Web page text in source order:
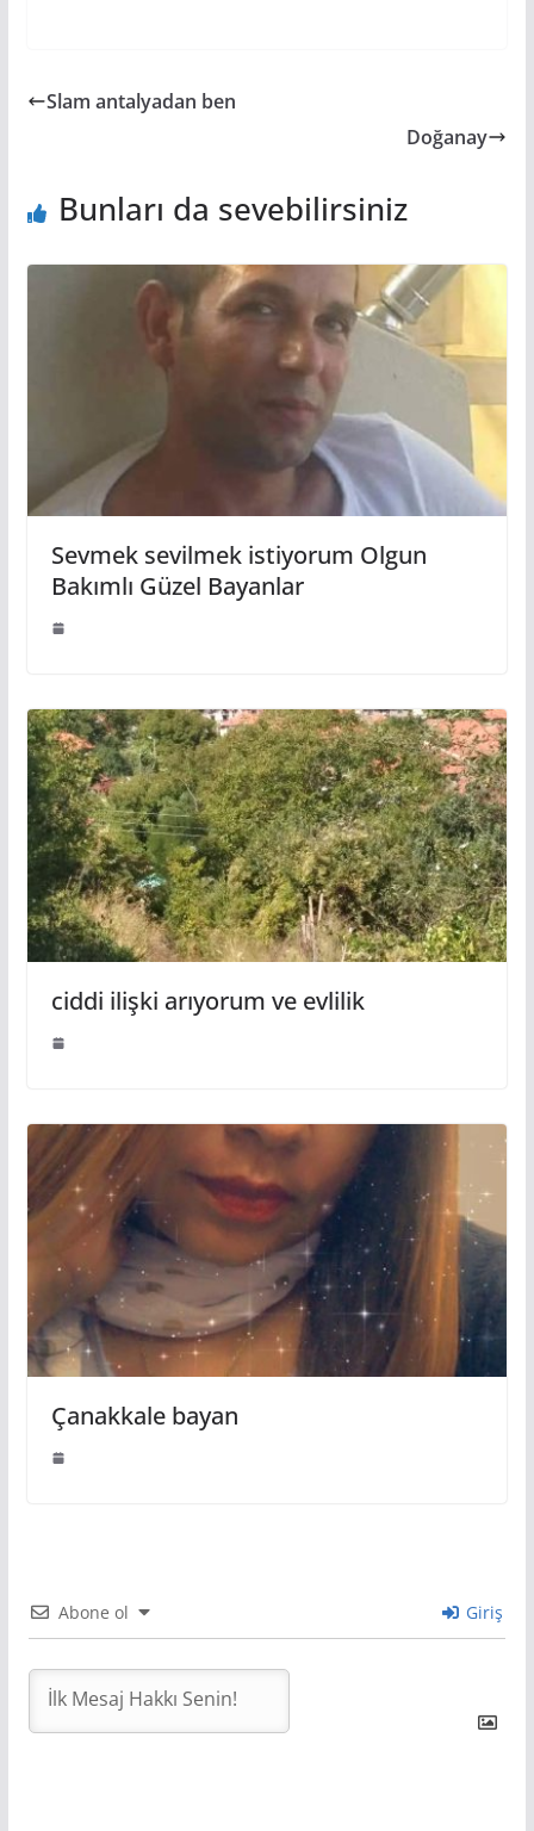
Slam antalyadan ben
Doğanay
Bunları da sevebilirsiniz
Sevmek sevilmek istiyorum Olgun
Bakımlı Güzel Bayanlar
ciddi ilişki arıyorum ve evlilik
Çanakkale bayan
Abone ol Giriş